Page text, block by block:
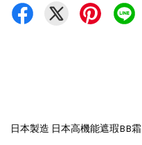
日本製造 日本高機能遮瑕BB霜